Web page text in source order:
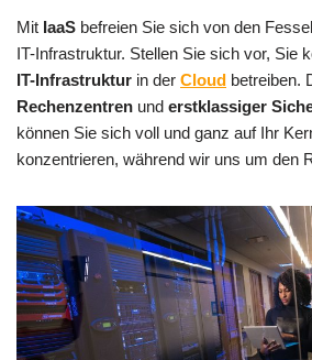
Mit IaaS befreien Sie sich von den
IT-Infrastruktur. Stellen Sie sich vor, Sie
IT-Infrastruktur in der Cloud betreiben.
Rechenzentren und erstklassiger
können Sie sich voll und ganz auf Ihr
konzentrieren, während wir uns um den